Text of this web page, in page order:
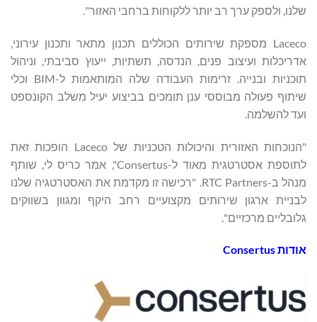
שלנו, ולספק ערך רב יותר ללקוחות ברחבי האזור".
Laceco מספקת שירותים הכוללים תכנון מתאר ותכנון עירוני,
אדריכלות ועיצוב פנים, הנדסה, תשתיות, ייעוץ סביבתי, וניהול
תוכניות ובנייה. זרימות העבודה שלה המותאמות ל-BIM וכלי
שיתוף פעולה מבוססי ענן תומכים בביצוע יעיל משלב הקונספט
ועד להשלמה.
"הנוכחות האזורית והיכולות הטכניות של Laceco הופכות זאת
לתוספת אסטרטגית מאוד ל-Consertus", אמר כריס לי, שותף
מנהל ב-RTC Partners. "רכישה זו מקדמת את האסטרטגיה שלנו
לבניית ארגון שירותים מקצועיים רחב היקף ומגוון בשווקים
גלובליים מרכזיים".
אודותConsertus